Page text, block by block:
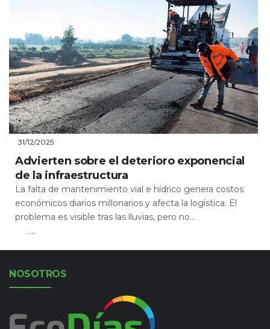
31/12/2025
Advierten sobre el deterioro exponencial
de la infraestructura
La falta de mantenimiento vial e hídrico genera costos
económicos diarios millonarios y afecta la logística. El
problema es visible tras las lluvias, pero no...
Leer Más
NOSOTROS